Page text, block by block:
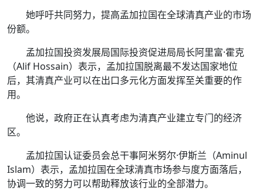
她呼吁共同努力，提高孟加拉国在全球清真产业的市场
份额。
孟加拉国投资发展局国际投资促进局局长阿里富·霍克
（Alif Hossain）表示，孟加拉国脱离最不发达国家地位
后，其清真产业可以在出口多元化方面发挥至关重要的作
用。
他说，政府正在认真考虑为清真产业建立专门的经济
区。
孟加拉国认证委员会总干事阿米努尔·伊斯兰（Aminul
Islam）表示，孟加拉国在全球清真市场参与度方面落后，
协调一致的努力可以帮助释放该行业的全部潜力。